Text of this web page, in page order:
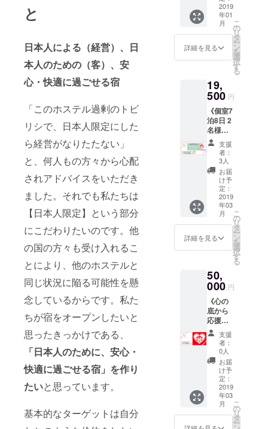
と
日本人による（経営）、日
本人のための（客）、安
心・快適に過ごせる宿
「このホステル過剰のトビ
リシで、日本人限定にした
ら経営がなりたたない」
と、何人もの方々から心配
されアドバイスをいただき
ました。それでも私たちは
【日本人限定】という部分
にこだわりたいのです。他
の国の方々も受け入れるこ
とにより、他のホステルと
同じ状況に陥る可能性を懸
念しているからです。私た
ちが宿をオープンしたいと
思ったきっかけである、
「日本人のために、安心・
快適に過ごせる宿」を作り
たいと思っています。
基本的なターゲットは自分
ストハ
ウスで
ベッド
数が限
られて
はご希
望の日
程でご
予約い
ただけ
ない可
能性が
ありま
すの
で、予
めご了
承いた
だきま
すよう
お願い
いたし
ます。
は調整
させて
いただ
きます
ので、
事前に
お問い
合わせ
くださ
い。予
約必須
となり
ます。
※この物
件で初
記の写
真はイ
メージ
とな
り、品
物の仕
更する
場合も
ござい
ますの
で、予
めご了
承くだ
さい。
ポスト
カード
やチョ
コレー
トのデ
ザイ
ン、靴
下のカ
ラーは
となり
ます。
※順次発
送準備
をいた
します
が、
ジョー
ジアの
郵便事
情が不
安定な
ため、
お届け
予定月
はあく
ラー：
アイボ
リー、
イエ
ロー、
アイス
グリー
［サイ
ズ：
［S］
丈：約
66cm、
幅：約
49cm［
M］
丈：約
70cm、
幅：約
52cm［
L］丈：
74cm、
幅：約
55cm［
XL］
丈：約
幅：約
58cm］
※リター
ンを選
択した
後に表
示され
るペー
ジのプ
ルダウ
ンに
て、A,
B, Cの
中から
ご希望
される
品をそ
を、手
渡しい
たしま
す。 ⑦
これか
ら作成
するゲ
ウスの
ウェブ
サイト
に、ご
支援者
として
お名前
を掲載
させて
いただ
きま
す。 ※
お名前
の掲載
が不要
な方
は、備
考欄に
てその
らせく
ださ
い。
ニック
ネーム
可 ※宿
泊券は
本人で
なくて
もご利
用可能
です。
（オー
プン日
から1年
間有
効） ※
※順次発
送準備
をいた
します
nicoと
Tallyか
謝のお
手紙は
ワイン
とは別
送にな
り、お
届けは3
月頃を
予定し
ており
ます。
※※本
州・四
国にお
届けの
方限定
となっ
ていま
す。北
九州・
沖縄へ
の配送
をご希
望され
る方
は、専
用の
コース
をご選
択くだ
さい。
＊あた
たかい
応援ど
うもあ
りがと
が不要
な方
は、備
てその
旨お知
い。
ニック
ネーム
可 ※ワ
インに
ついて
の詳細
説明
は、本
文をご
覧くだ
さい。
※順次発
送準備
をいた
が、
nicoと
らの感
謝のお
手紙は
ワイン
とは別
送にな
り、お
届けは3
月頃を
予定し
ており
ます。
※※北海
道・九
州・沖
縄にお
届けの
トハウ
スの
ウェブ
に、ご
支援者
を掲載
させて
いただ
きま
す。 ※
お名前
の掲載
が不要
な方
は、備
考欄に
てその
旨お知
らせく
ださ
ニック
ネーム
ついて
の詳細
説明
は、本
文をご
覧くだ
さい。
※順次発
送準備
をいた
します
が、
nicoと
Tallyか
らの感
です。
②「nic
otalishv
ili」オリ
ジナル
礼のお
手紙
nicoと
Tallyか
ら感謝
の気持
ちを込
めた直
筆お手
紙 ④こ
れから
作成す
るゲス
トハウ
スの
サイト
に、ご
お名前
を掲載
させて
いただ
きま
す。 ※
お名前
の掲載
が不要
な方
は、備
考欄に
てその
旨お知
らせく
白・ド
ライ
ヴィン
テージ
2014［
にして
頂点の
ワイン
を、是
非お試
しくだ
さい。
大切な
方への
ギフト
として
も最適
です。
②「nic
otalishv
ili」オリ
ジナル
礼のお
手紙
nicoと
Tallyか
ら感謝
の気持
ちを込
めた直
筆お手
紙 ④こ
れから
作成す
るゲス
トハウ
スの
化遺産
登録製
法 ク
ヴェヴ
リ 赤ワ
イン》
①ユネ
形文化
遺産登
録製法
クヴェ
ヴリワ
イン ●
ビネヒ
「ク
ヴェヴ
リ・サ
ペラ
ビ」
赤ドラ
イ・重
口
ヴィン
テージ
］ 原点
にして
頂点の
ワイン
を、是
非お試
しくだ
さい。
大切な
方への
ギフト
として
も最適
です。
②「nic
otalishv
2019
年01
月
詳細を見る
こ
の
リ
タ
ー
ン
を
選
択
す
る
19,
500 円
《個室7
泊8日 2
名様ご
宿泊
コー
ス》
①nicot
alishvili
宿泊チ
ケット
個室
（ツイ
ンベッ
ドルー
ム）7泊
8日 2名
ご利用
可能
宿泊無
料券 ②
ウェル
カムワ
イン1杯
付（2名
様分）
③朝食7
回付（2
名様
分） ④
コー
ヒー・
紅茶飲
み放題
支援
者：
3人
お届
け予
定：
2019
年03
月
詳細を見る
こ
の
リ
タ
ー
ン
を
選
択
す
る
50,
000 円
《心の
底から
応援
50,000
円コー
ス》 リ
ターン
を何も
期待せ
ずに、
ただ、
心の底
から
「nicot
支援
者：
0人
お届
け予
定：
2019
年03
月
こ
の
リ
タ
ー